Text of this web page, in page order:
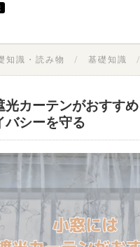
知識・読み物 基礎知識
光カーテンがおすす
バシーを守る